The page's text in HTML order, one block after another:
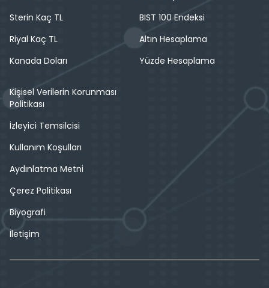
Sterin Kaç TL
Riyal Kaç TL
Kanada Doları
BIST 100 Endeksi
Altın Hesaplama
Yüzde Hesaplama
Kişisel Verilerin Korunması
Politikası
İzleyici Temsilcisi
Kullanım Koşulları
Aydınlatma Metni
Çerez Politikası
Biyografi
İletişim